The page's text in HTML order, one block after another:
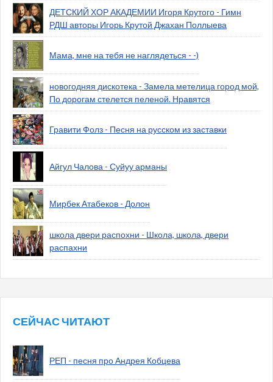
ДЕТСКИЙ ХОР АКАДЕМИИ Игоря Крутого - Гимн
РДШ авторы Игорь Крутой Джахан Поллыева
Мама, мне на тебя не наглядеться - -)
новогодняя дискотека - Замела метелица город мой,
По дорогам стелется пеленой. Нравятся
Гравити Фолз - Песня на русском из заставки
Айгул Чалова - Суйуу арманы
Мирбек Атабеков - Долон
школа двери распохни - Школа, школа, двери
распахни
СЕЙЧАС ЧИТАЮТ
РЕП - песня про Андрея Кобцева